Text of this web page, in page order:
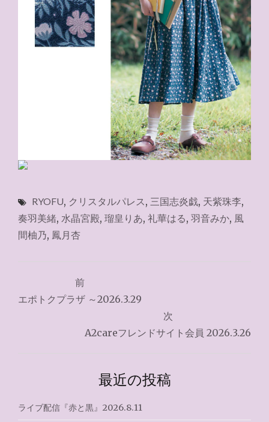
RYOFU, クリスタルパレス , 三国志炎戯, 天紫珠李,
奏羽美緒, 水晶宮殿, 瑠皇りあ, 礼華はる, 羽音みか, 風
間柚乃, 鳳月杏
稿
シ
前
エポトクプラザ ～2026.3.29
次
A2careフレンドサイト会員 2026.3.26
最近の投稿
ライブ配信『赤と黒』2026.8.11